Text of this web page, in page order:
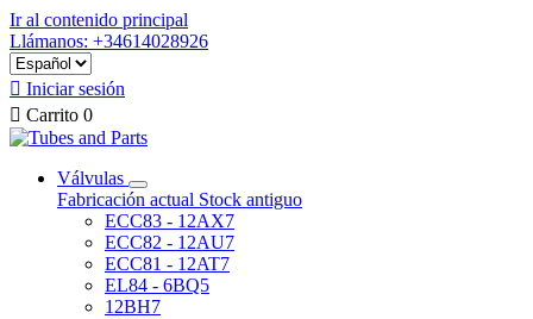
Ir al contenido principal
Llámanos: +34614028926
 Iniciar sesión
 Carrito 0
Válvulas
Fabricación actual Stock antiguo
ECC83 - 12AX7
ECC82 - 12AU7
ECC81 - 12AT7
EL84 - 6BQ5
12BH7